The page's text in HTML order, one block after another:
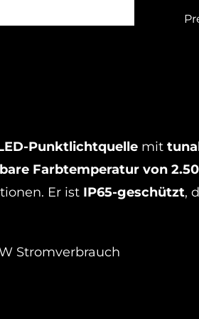
Punktlichtquelle mit
Farbtemperatur von
Er ist IP65-geschützt,
Stromverbrauch